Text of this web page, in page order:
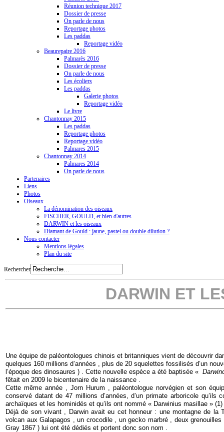
Réunion technique 2017
Dossier de presse
On parle de nous
Reportage photos
Les paddas
Reportage vidéo
Beaurepaire 2016
Palmarès 2016
Dossier de presse
On parle de nous
Les écoliers
Les paddas
Galerie photos
Reportage vidéo
Le livre
Chantonnay 2015
Les paddas
Reportage photos
Reportage vidéo
Palmares 2015
Chantonnay 2014
Palmares 2014
On parle de nous
Partenaires
Liens
Photos
Oiseaux
La dénomination des oiseaux
FISCHER, GOULD, et bien d'autres
DARWIN et les oiseaux
Diamant de Gould : jaune, pastel ou double dilution ?
Nous contacter
Mentions légales
Plan du site
Rechercher
DARWIN ET
Une équipe de paléontologues chinois et britanniques vient de découvrir
quelques 160 millions d’années , plus de 20 squelettes fossilisés d’un
l’époque des dinosaures ) . Cette nouvelle espèce a été baptisée «
fêtait en 2009 le bicentenaire de la naissance .
Cette même année , Jorn Hurum , paléontologue norvégien et son
conservé datant de 47 millions d’années, d’un primate arboricole
archaïques et les hominidés et qu’ils ont nommé « Darwinius masillae »
Déjà de son vivant , Darwin avait eu cet honneur : une montagne de
volcan aux Galapagos , un crocodile , un gecko marbré , deux
Gray 1867 ) lui ont été dédiés et portent donc son nom .